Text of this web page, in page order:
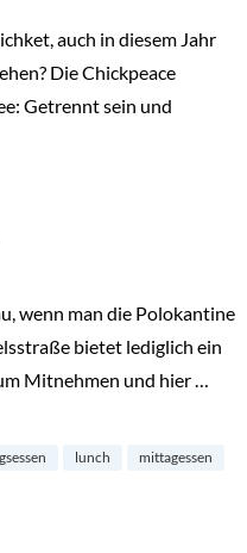
auch in diesem Jahr
Die Chickpeace
Getrennt sein und
to go Box“
wenn man die Polokantine
bietet lediglich ein
Mitnehmen und hier …
lunch
mittagessen